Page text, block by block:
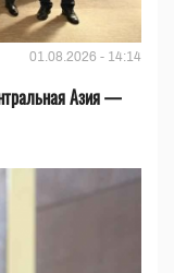
01.08.2026 - 14:14
Азия —